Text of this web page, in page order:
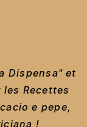
Dispensa" et
Recettes
e pepe,
!